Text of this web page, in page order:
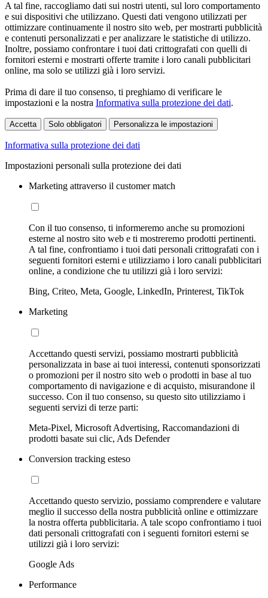
A tal fine, raccogliamo dati sui nostri utenti, sul loro comportamento
e sui dispositivi che utilizzano. Questi dati vengono utilizzati per
ottimizzare continuamente il nostro sito web, per mostrarti pubblicità
e contenuti personalizzati e per analizzare le statistiche di utilizzo.
Inoltre, possiamo confrontare i tuoi dati crittografati con quelli di
fornitori esterni e mostrarti offerte tramite i loro canali pubblicitari
online, ma solo se utilizzi già i loro servizi.
Prima di dare il tuo consenso, ti preghiamo di verificare le
impostazioni e la nostra Informativa sulla protezione dei dati.
Accetta Solo obbligatori Personalizza le impostazioni
Informativa sulla protezione dei dati
Impostazioni personali sulla protezione dei dati
Marketing attraverso il customer match
Con il tuo consenso, ti informeremo anche su promozioni
esterne al nostro sito web e ti mostreremo prodotti pertinenti.
A tal fine, confrontiamo i tuoi dati personali crittografati con i
seguenti fornitori esterni e utilizziamo i loro canali pubblicitari
online, a condizione che tu utilizzi già i loro servizi:
Bing, Criteo, Meta, Google, LinkedIn, Printerest, TikTok
Marketing
Accettando questi servizi, possiamo mostrarti pubblicità
personalizzata in base ai tuoi interessi, contenuti sponsorizzati
o promozioni per il nostro sito web o prodotti in base al tuo
comportamento di navigazione e di acquisto, misurandone il
successo. Con il tuo consenso, su questo sito utilizziamo i
seguenti servizi di terze parti:
Meta-Pixel, Microsoft Advertising, Raccomandazioni di
prodotti basate sui clic, Ads Defender
Conversion tracking esteso
Accettando questo servizio, possiamo comprendere e valutare
meglio il successo della nostra pubblicità online e ottimizzare
la nostra offerta pubblicitaria. A tale scopo confrontiamo i tuoi
dati personali crittografati con i seguenti fornitori esterni se
utilizzi già i loro servizi:
Google Ads
Performance